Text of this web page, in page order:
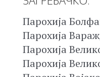
Парохија
Парохија
Парохија
Парохија